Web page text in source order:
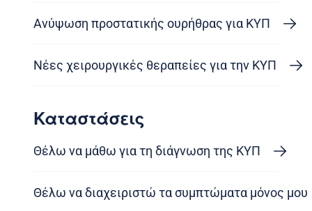
Ανύψωση προστατικής ουρήθρας για ΚΥΠ
Νέες χειρουργικές θεραπείες για την ΚΥΠ
Καταστάσεις
Θέλω να μάθω για τη διάγνωση της ΚΥΠ
Θέλω να διαχειριστώ τα συμπτώματα μόνος μου